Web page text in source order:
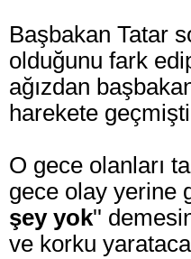
Başbakan Tatar
olduğunu fark
ağızdan
harekete
O gece olanları
gece olay yerine
şey yok''
ve korku